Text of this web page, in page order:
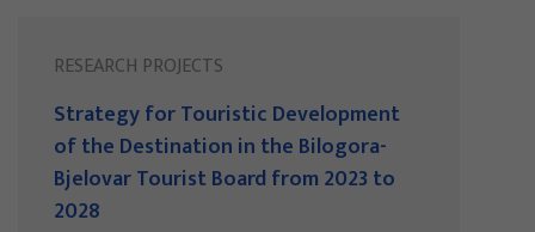
RESEARCH PROJECTS
Strategy for Touristic Development
of the Destination in the Bilogora-
Bjelovar Tourist Board from 2023 to
2028